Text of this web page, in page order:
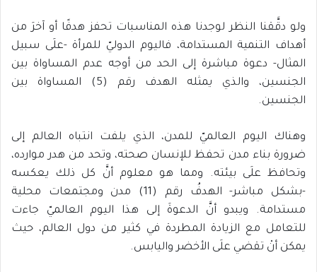
ولو دقَّقنا النظر لوجدنا هذه المناسبات تحفز هدفًا أو آخرَ من
أهداف التنمية المستدامة، فاليوم الدوليّ للمرأة -علَى سبيل
المثال- دعوة مباشرة إلى الحد من أوجه عدم المساواة بين
الجنسين، والذي يمثله الهدف رقم (5) المساواة بين
الجنسين.
وهناك اليوم العالميّ للمدن، الذي يلفت انتباه العالم إلى
ضرورة بناء مدن تحفظ للإنسان صحته، وتحد من هدر موارده،
وتحافظ علَى بيئته. ومما هو معلوم أنَّ كل ذلك يعكسه
-بشكل مباشر- الهدفُ رقم (11) مدن ومجتمعات محلية
مستدامة. ويبدو أنَّ الدعوةَ إلى هذا اليوم العالميّ جاءت
للتعامل مع الزيادة المطردة في كثير من دول العالم، حيث
يمكن أنْ تقضي علَى الأخضر واليابس.